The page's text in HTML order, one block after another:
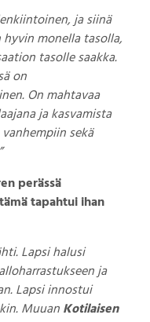
ja siinä
monella tasolla,
tasolle saakka.
on
On mahtavaa
ja kasvamista
sekä
perässä
tapahtui ihan
Lapsi halusi
ja
Lapsi innostui
MuuanKotilaisen